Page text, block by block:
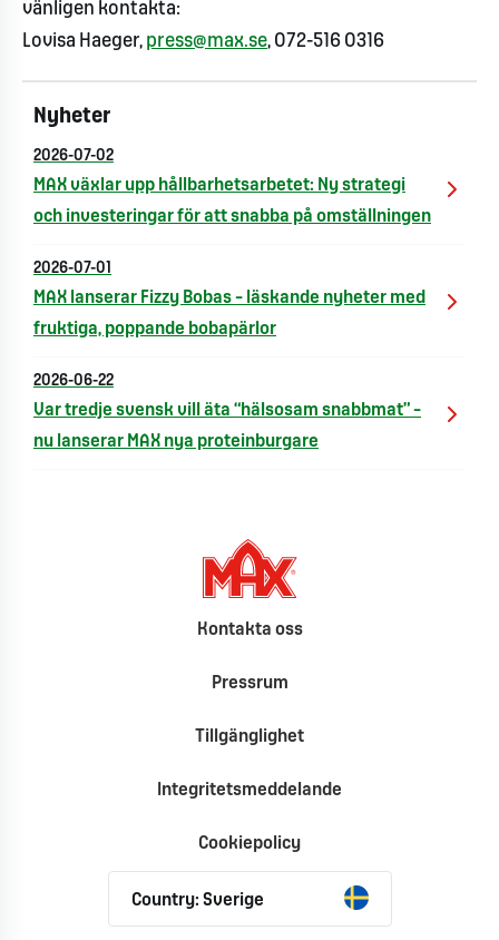
vänligen kontakta:
Lovisa Haeger, press@max.se, 072-516 0316
Nyheter
2026-07-02
MAX växlar upp hållbarhetsarbetet: Ny strategi
och investeringar för att snabba på omställningen
2026-07-01
MAX lanserar Fizzy Bobas – läskande nyheter med
fruktiga, poppande bobapärlor
2026-06-22
Var tredje svensk vill äta “hälsosam snabbmat” –
nu lanserar MAX nya proteinburgare
Kontakta oss
Pressrum
Tillgänglighet
Integritetsmeddelande
Cookiepolicy
Country: Sverige